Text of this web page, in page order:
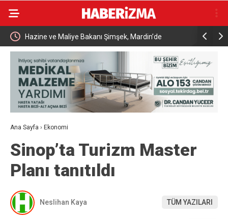
Aile ve Sosyal Hizmetler Bakanlığı ile Yıldırım
Belediyesinden İş Birliği
Bakan
Ana Sayfa › Ekonomi
Sinop’ta Turizm Master
Planı tanıtıldı
Neslihan Kaya TÜM YAZILARI